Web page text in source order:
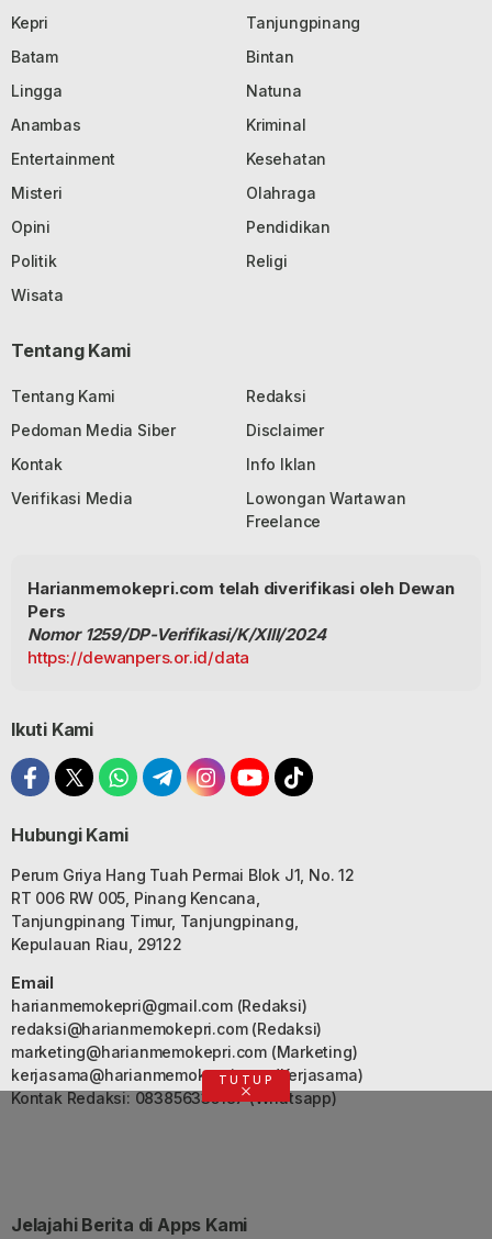
Kepri
Tanjungpinang
Batam
Bintan
Lingga
Natuna
Anambas
Kriminal
Entertainment
Kesehatan
Misteri
Olahraga
Opini
Pendidikan
Politik
Religi
Wisata
Tentang Kami
Tentang Kami
Redaksi
Pedoman Media Siber
Disclaimer
Kontak
Info Iklan
Verifikasi Media
Lowongan Wartawan
Freelance
Harianmemokepri.com telah diverifikasi oleh Dewan
Pers
Nomor 1259/DP-Verifikasi/K/XIII/2024
https://dewanpers.or.id/data
Ikuti Kami
Hubungi Kami
Perum Griya Hang Tuah Permai Blok J1, No. 12
RT 006 RW 005, Pinang Kencana,
Tanjungpinang Timur, Tanjungpinang,
Kepulauan Riau, 29122
Email
harianmemokepri@gmail.com(Redaksi)
redaksi@harianmemokepri.com(Redaksi)
marketing@harianmemokepri.com(Marketing)
kerjasama@harianmemokepri.com(Kerjasama)
Kontak Redaksi: 083856335187 (Whatsapp)
Jelajahi Berita di Apps Kami
TUTUP